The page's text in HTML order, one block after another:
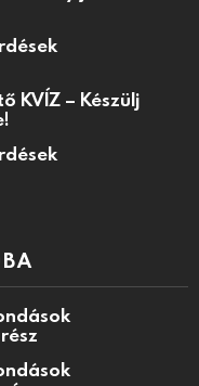
KVÍZ – Készülj